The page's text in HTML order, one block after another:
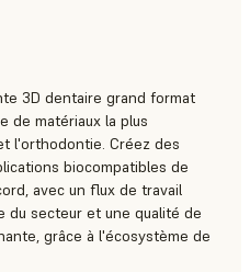
3D dentaire grand format
de matériaux la plus
l'orthodontie. Créez des
biocompatibles de
avec un flux de travail
du secteur et une qualité de
grâce à l'écosystème de